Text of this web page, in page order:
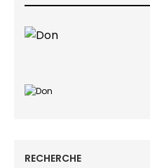
RECHERCHE